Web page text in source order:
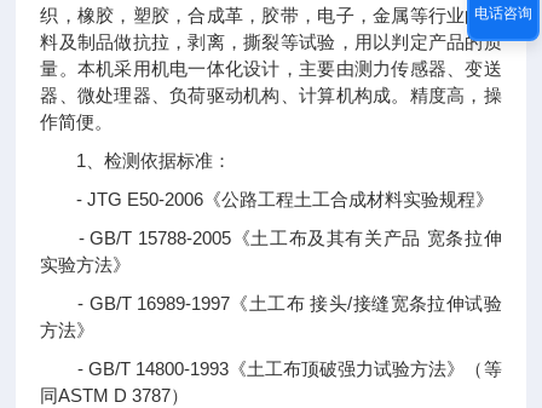
织，橡胶，塑胶，合成革，胶带，电子，金属等行业的材
料及制品做抗拉，剥离，撕裂等试验，用以判定产品的质
量。本机采用机电一体化设计，主要由测力传感器、变送
器、微处理器、负荷驱动机构、计算机构成。精度高，操
作简便。
1、检测依据标准：
- JTG E50-2006《公路工程土工合成材料实验规程》
- GB/T 15788-2005《土工布及其有关产品 宽条拉伸
实验方法》
- GB/T 16989-1997《土工布 接头/接缝宽条拉伸试验
方法》
- GB/T 14800-1993《土工布顶破强力试验方法》（等
同ASTM D 3787）
电话咨询